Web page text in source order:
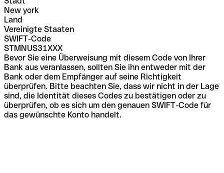
New york
Land
Vereinigte Staaten
SWIFT-Code
STMNUS31XXX
Bevor Sie eine Überweisung mit diesem Code von Ihrer
Bank aus veranlassen, sollten Sie ihn entweder mit der
Bank oder dem Empfänger auf seine Richtigkeit
überprüfen. Bitte beachten Sie, dass wir nicht in der Lage
sind, die Identität dieses Codes zu bestätigen oder zu
überprüfen, ob es sich um den genauen SWIFT-Code für
das gewünschte Konto handelt.